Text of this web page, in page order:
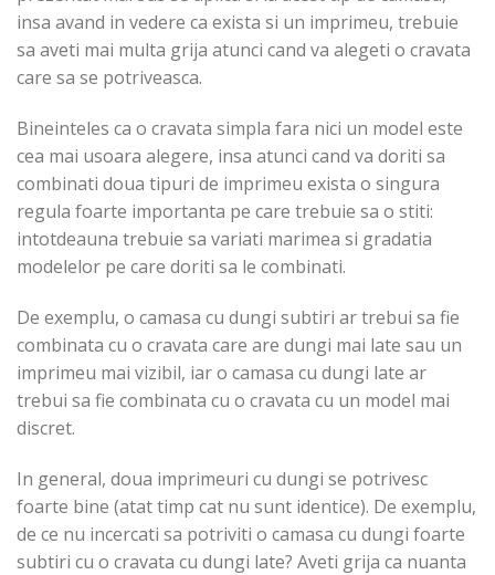
insa avand in vedere ca exista si un imprimeu, trebuie
sa aveti mai multa grija atunci cand va alegeti o cravata
care sa se potriveasca.
Bineinteles ca o cravata simpla fara nici un model este
cea mai usoara alegere, insa atunci cand va doriti sa
combinati doua tipuri de imprimeu exista o singura
regula foarte importanta pe care trebuie sa o stiti:
intotdeauna trebuie sa variati marimea si gradatia
modelelor pe care doriti sa le combinati.
De exemplu, o camasa cu dungi subtiri ar trebui sa fie
combinata cu o cravata care are dungi mai late sau un
imprimeu mai vizibil, iar o camasa cu dungi late ar
trebui sa fie combinata cu o cravata cu un model mai
discret.
In general, doua imprimeuri cu dungi se potrivesc
foarte bine (atat timp cat nu sunt identice). De exemplu,
de ce nu incercati sa potriviti o camasa cu dungi foarte
subtiri cu o cravata cu dungi late? Aveti grija ca nuanta